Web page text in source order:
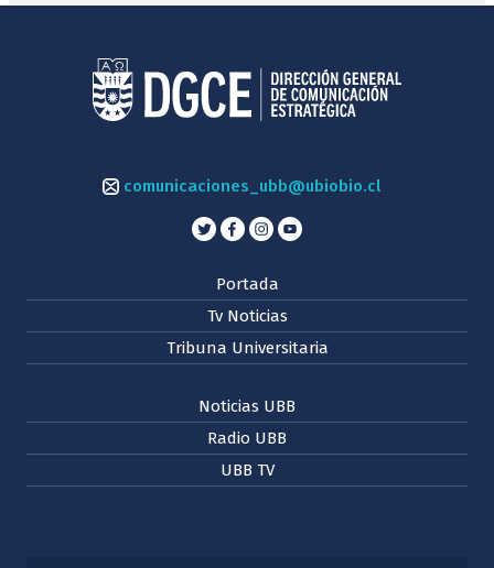
comunicaciones_ubb@ubiobio.cl
Portada
Tv Noticias
Tribuna Universitaria
Noticias UBB
Radio UBB
UBB TV